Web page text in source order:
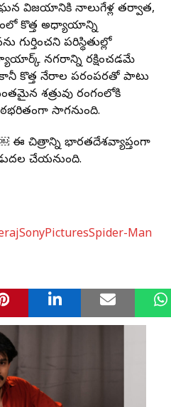
విజయానికి నాలుగేళ్ల తర్వాత,
కొత్త అధ్యాయాన్ని
గుర్తించని పరిస్థితుల్లో
నగరాన్ని రక్షించడమే
కొత్త నేరాల పరంపరతో పాటు
శత్రువు రంగంలోకి
సాగనుంది.
ఈ చిత్రాన్ని భారతదేశవ్యాప్తంగా
చేయనుంది.
SonyPicturesSpider-Man